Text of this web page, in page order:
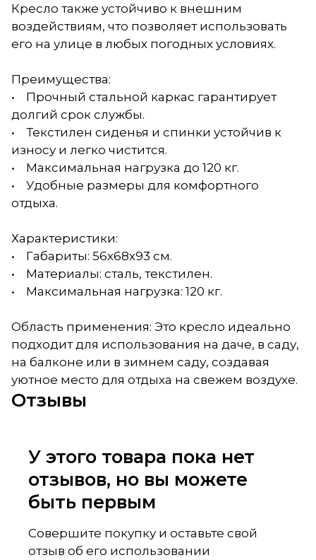
Кресло также устойчиво к внешним
воздействиям, что позволяет использовать
его на улице в любых погодных условиях.
Преимущества:
• Прочный стальной каркас гарантирует
долгий срок службы.
• Текстилен сиденья и спинки устойчив к
износу и легко чистится.
• Максимальная нагрузка до 120 кг.
• Удобные размеры для комфортного
отдыха.
Характеристики:
• Габариты: 56х68х93 см.
• Материалы: сталь, текстилен.
• Максимальная нагрузка: 120 кг.
Область применения: Это кресло идеально
подходит для использования на даче, в саду,
на балконе или в зимнем саду, создавая
уютное место для отдыха на свежем воздухе.
Отзывы
У этого товара пока нет
отзывов, но вы можете
быть первым
Совершите покупку и оставьте свой
отзыв об его использовании